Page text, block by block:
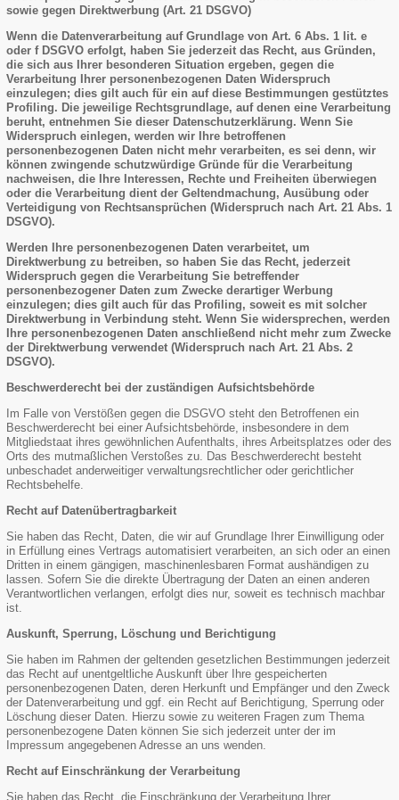
sowie gegen Direktwerbung (Art. 21 DSGVO)
Wenn die Datenverarbeitung auf Grundlage von Art. 6 Abs. 1 lit. e
oder f DSGVO erfolgt, haben Sie jederzeit das Recht, aus Gründen,
die sich aus Ihrer besonderen Situation ergeben, gegen die
Verarbeitung Ihrer personenbezogenen Daten Widerspruch
einzulegen; dies gilt auch für ein auf diese Bestimmungen gestütztes
Profiling. Die jeweilige Rechtsgrundlage, auf denen eine Verarbeitung
beruht, entnehmen Sie dieser Datenschutzerklärung. Wenn Sie
Widerspruch einlegen, werden wir Ihre betroffenen
personenbezogenen Daten nicht mehr verarbeiten, es sei denn, wir
können zwingende schutzwürdige Gründe für die Verarbeitung
nachweisen, die Ihre Interessen, Rechte und Freiheiten überwiegen
oder die Verarbeitung dient der Geltendmachung, Ausübung oder
Verteidigung von Rechtsansprüchen (Widerspruch nach Art. 21 Abs. 1
DSGVO).
Werden Ihre personenbezogenen Daten verarbeitet, um
Direktwerbung zu betreiben, so haben Sie das Recht, jederzeit
Widerspruch gegen die Verarbeitung Sie betreffender
personenbezogener Daten zum Zwecke derartiger Werbung
einzulegen; dies gilt auch für das Profiling, soweit es mit solcher
Direktwerbung in Verbindung steht. Wenn Sie widersprechen, werden
Ihre personenbezogenen Daten anschließend nicht mehr zum Zwecke
der Direktwerbung verwendet (Widerspruch nach Art. 21 Abs. 2
DSGVO).
Beschwerderecht bei der zuständigen Aufsichtsbehörde
Im Falle von Verstößen gegen die DSGVO steht den Betroffenen ein
Beschwerderecht bei einer Aufsichtsbehörde, insbesondere in dem
Mitgliedstaat ihres gewöhnlichen Aufenthalts, ihres Arbeitsplatzes oder des
Orts des mutmaßlichen Verstoßes zu. Das Beschwerderecht besteht
unbeschadet anderweitiger verwaltungsrechtlicher oder gerichtlicher
Rechtsbehelfe.
Recht auf Datenübertragbarkeit
Sie haben das Recht, Daten, die wir auf Grundlage Ihrer Einwilligung oder
in Erfüllung eines Vertrags automatisiert verarbeiten, an sich oder an einen
Dritten in einem gängigen, maschinenlesbaren Format aushändigen zu
lassen. Sofern Sie die direkte Übertragung der Daten an einen anderen
Verantwortlichen verlangen, erfolgt dies nur, soweit es technisch machbar
ist.
Auskunft, Sperrung, Löschung und Berichtigung
Sie haben im Rahmen der geltenden gesetzlichen Bestimmungen jederzeit
das Recht auf unentgeltliche Auskunft über Ihre gespeicherten
personenbezogenen Daten, deren Herkunft und Empfänger und den Zweck
der Datenverarbeitung und ggf. ein Recht auf Berichtigung, Sperrung oder
Löschung dieser Daten. Hierzu sowie zu weiteren Fragen zum Thema
personenbezogene Daten können Sie sich jederzeit unter der im
Impressum angegebenen Adresse an uns wenden.
Recht auf Einschränkung der Verarbeitung
Sie haben das Recht, die Einschränkung der Verarbeitung Ihrer